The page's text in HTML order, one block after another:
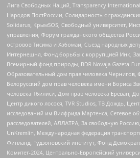
Лига Свободных Наций, Transparеncy
Народов ПостРоссии, Солидарность с
Solidarus, КрымSOS, Свободный университет,
управления, Форум гражданского общества
островов Тисима и Хабомаи, Съезд народных
Интернешнл, Фонд борьбы с коррупцией Инк,
Всемирный фонд природы, BDR Novaja Gazeta-
Образовательный дом прав человека
Белорусский дом прав человека имени Бориса
человека Тбилиси, Дом прав человека Ереван,
Центр дикого лосося, TVR Studios, ТВ Дождь,
исследований им Вилфрида Мартенса, Сетевое
расследователей, АЛЛАТРА, За свободную
UnKremlin, Международная федерация
Финланд, Гудзоновский институт, Фонд
Комитет-2024, Центрально-Европейский